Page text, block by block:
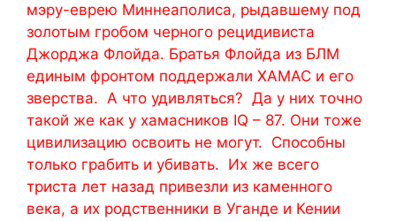
мэру-еврею Миннеаполиса, рыдавшему под
золотым гробом черного рецидивиста
Джорджа Флойда. Братья Флойда из БЛМ
единым фронтом поддержали ХАМАС и его
зверства. А что удивляться? Да у них точно
такой же как у хамасников IQ – 87. Они тоже
цивилизацию освоить не могут. Способны
только грабить и убивать. Их же всего
триста лет назад привезли из каменного
века, а их родственники в Уганде и Кении